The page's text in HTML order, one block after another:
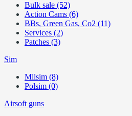
Bulk sale (52)
Action Cams (6)
BBs, Green Gas, Co2 (11)
Services (2)
Patches (3)
Sim
Milsim (8)
Polsim (0)
Airsoft guns